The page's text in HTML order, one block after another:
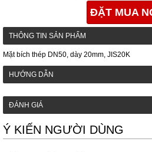
ĐẶT MUA
THÔNG TIN SẢN PHẨM
Mặt bích thép DN50, dày 20mm, JIS20K
HƯỚNG DẪN
ĐÁNH GIÁ
Ý KIẾN NGƯỜI DÙNG